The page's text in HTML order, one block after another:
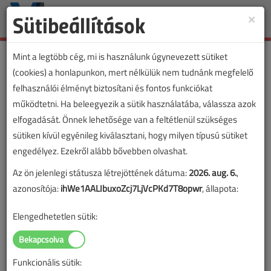
Toggle
×
Sütibeállítások
Mint a legtöbb cég, mi is használunk úgynevezett sütiket
(cookies) a honlapunkon, mert nélkülük nem tudnánk megfelelő
felhasználói élményt biztosítani és fontos funkciókat
működtetni. Ha beleegyezik a sütik használatába, válassza azok
elfogadását. Önnek lehetősége van a feltétlenül szükséges
sütiken kívül egyénileg kiválasztani, hogy milyen típusú sütiket
engedélyez. Ezekről alább bővebben olvashat.
Az ön jelenlegi státusza létrejöttének dátuma:2026. aug. 6.,
azonosítója:ihWe1AALIbuxoZcj7LjVcPKd7T8opwr, állapota:
Elengedhetetlen sütik:
Funkcionális sütik: